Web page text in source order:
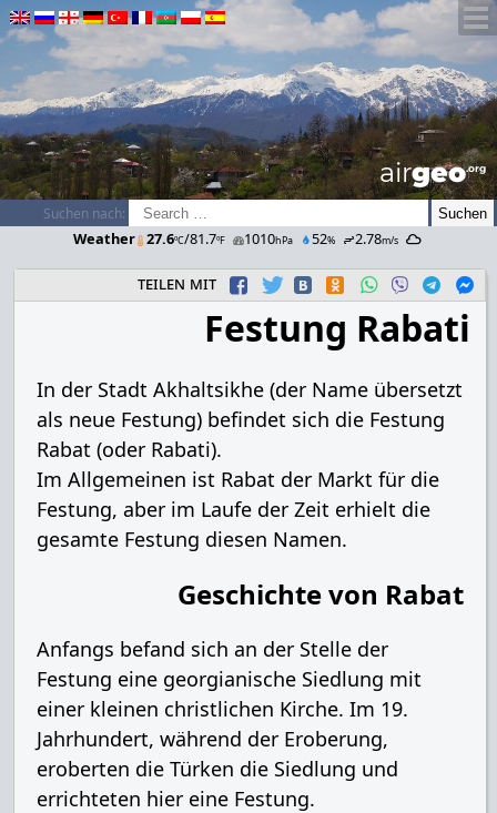
airGEO.oRg
Suchen nach:
Weather 27.6ºC/81.7ºF 1010hPa 52% 2.78m/s
teilen mit
Festung Rabati
In der Stadt Akhaltsikhe (der Name übersetzt
als neue Festung) befindet sich die Festung
Rabat (oder Rabati).
Im Allgemeinen ist Rabat der Markt für die
Festung, aber im Laufe der Zeit erhielt die
gesamte Festung diesen Namen.
Geschichte von Rabat
Anfangs befand sich an der Stelle der
Festung eine georgianische Siedlung mit
einer kleinen christlichen Kirche. Im 19.
Jahrhundert, während der Eroberung,
eroberten die Türken die Siedlung und
errichteten hier eine Festung.